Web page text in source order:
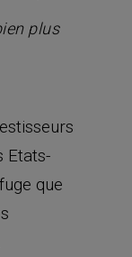
plus
Etats-
que